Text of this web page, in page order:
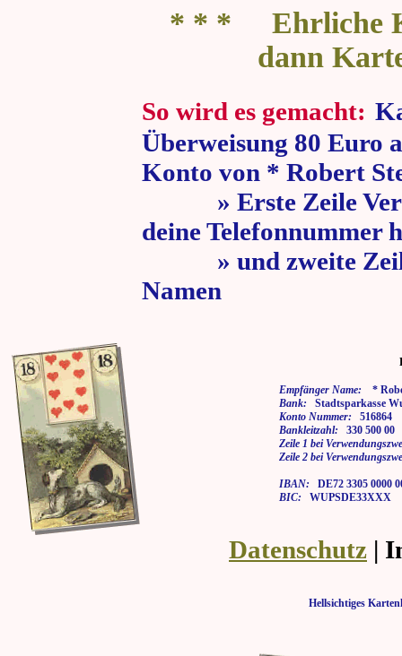
* * * Ehrliche
dann
So wird es gemacht:
Überweisung 80 Euro
Konto von * Robert
» Erste Zeile
deine Telefonnummer
» und zweite Zeile
Namen
Empfänger Name: *
Bank: Stadtsparkasse
Konto Nummer: 516864
Bankleitzahl: 330 500 00
Zeile 1 bei
Zeile 2 bei
IBAN: DE72 3305 0000
BIC: WUPSDE33XXX
Datenschutz |
Hellsichtiges